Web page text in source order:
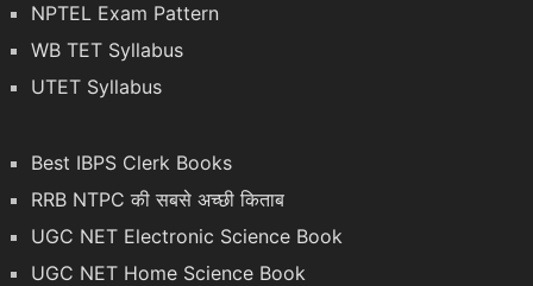
NPTEL Exam Pattern
WB TET Syllabus
UTET Syllabus
Best IBPS Clerk Books
RRB NTPC की सबसे अच्छी किताब
UGC NET Electronic Science Book
UGC NET Home Science Book